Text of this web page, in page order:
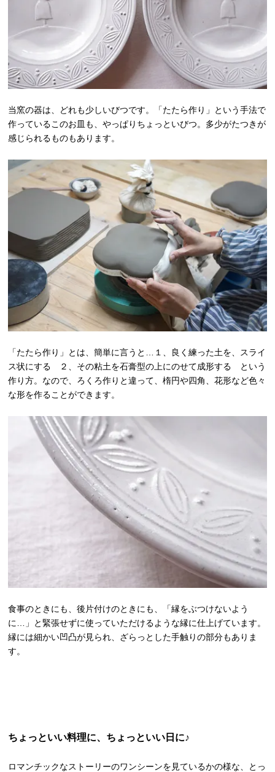
当窯の器は、どれも少しいびつです。「たたら作り」という手法で
作っているこのお皿も、やっぱりちょっといびつ。多少がたつきが
感じられるものもあります。
「たたら作り」とは、簡単に言うと…１、良く練った土を、スライ
ス状にする ２、その粘土を石膏型の上にのせて成形する という
作り方。なので、ろくろ作りと違って、楕円や四角、花形など色々
な形を作ることができます。
食事のときにも、後片付けのときにも、「縁をぶつけないよう
に…」と緊張せずに使っていただけるような縁に仕上げています。
縁には細かい凹凸が見られ、ざらっとした手触りの部分もありま
す。
ちょっといい料理に、ちょっといい日に♪
ロマンチックなストーリーのワンシーンを見ているかの様な、とっ